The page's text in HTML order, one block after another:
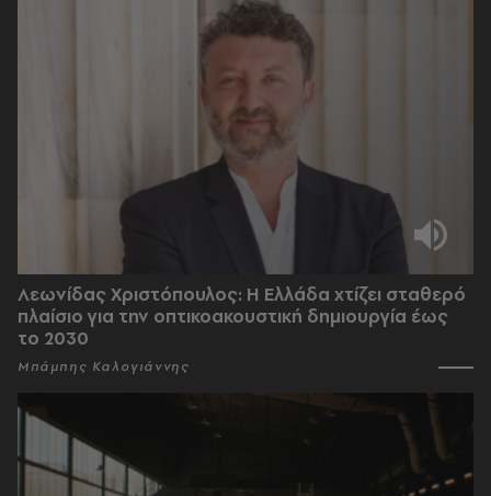
Λεωνίδας Χριστόπουλος: Η Ελλάδα χτίζει σταθερό
πλαίσιο για την οπτικοακουστική δημιουργία έως
το 2030
Μπάμπης Καλογιάννης